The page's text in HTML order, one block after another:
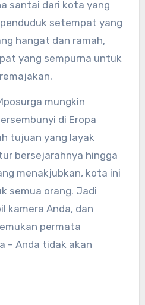
santai dari kota yang
setempat yang
hangat dan ramah,
yang sempurna untuk
mungkin
di Eropa
tujuan yang layak
bersejarahnya hingga
menakjubkan, kota ini
semua orang. Jadi
kamera Anda, dan
permata
– Anda tidak akan